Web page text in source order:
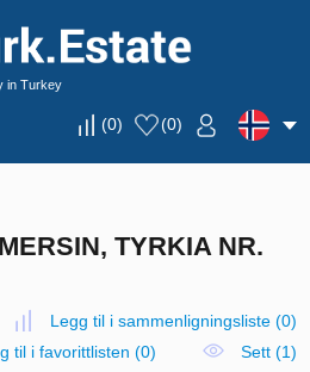
in Turkey
(0) (0)
TYRKIA NR.
Legg til i sammenligningsliste(0)
til i favorittlisten (0)
Sett (1)